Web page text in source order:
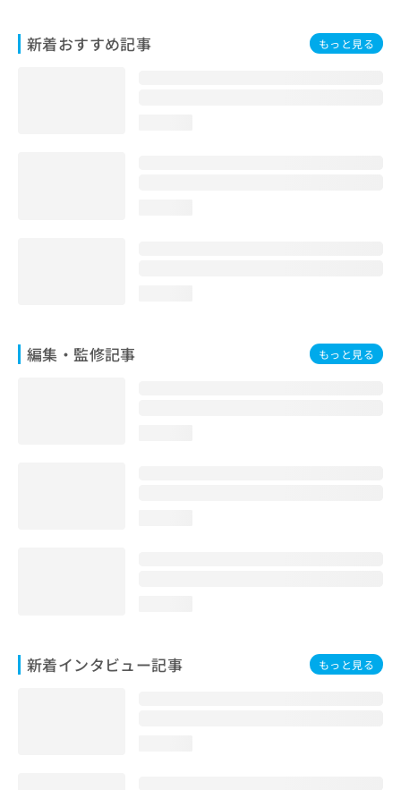
新着おすすめ記事 もっと見る
編集・監修記事 もっと見る
新着インタビュー記事 もっと見る
い